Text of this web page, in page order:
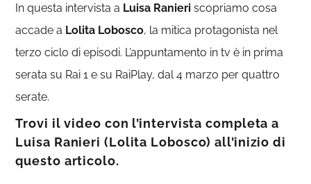
In questa intervista a Luisa Ranieri scopriamo cosa
accade a Lolita Lobosco, la mitica protagonista nel
terzo ciclo di episodi. L’appuntamento in tv è in prima
serata su Rai 1 e su RaiPlay, dal 4 marzo per quattro
serate.
Trovi il video con l’intervista completa a
Luisa Ranieri (Lolita Lobosco) all’inizio di
questo articolo.